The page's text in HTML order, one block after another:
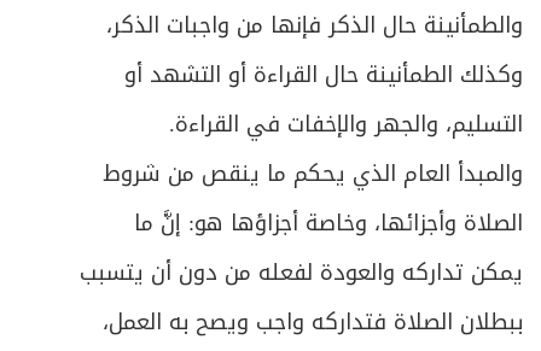
والطمأنينة حال الذكر فإنها من واجبات الذكر،
وكذلك الطمأنينة حال القراءة أو التشهد أو
التسليم، والجهر والإخفات في القراءة.
والمبدأ العام الذي يحكم ما ينقص من شروط
الصلاة وأجزائها، وخاصة أجزاؤها هو: إنَّ ما
يمكن تداركه والعودة لفعله من دون أن يتسبب
ببطلان الصلاة فتداركه واجب ويصح به العمل،
461 المبحث الخامس ـ في الكفارة
ص
467 المبحث السادس ـ في الفدية
469 المبحث السابع ـ في القضاء
ص
473 الفصل الثاني: في الاعتكاف
ص
475 المبحث الأول ـ في شرائط الاعتكاف